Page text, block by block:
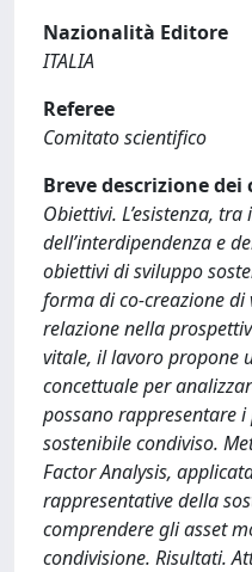
Nazionalità Editore
ITALIA
Referee
Comitato scientifico
Breve descrizione
Obiettivi. L’esistenza,
dell’interdipendenza e
obiettivi di sviluppo
forma di co-creazione
relazione nella
vitale, il lavoro propone
concettuale per
possano rappresentare
sostenibile condiviso.
Factor Analysis,
rappresentative della
comprendere gli asset
condivisione. Risultati.